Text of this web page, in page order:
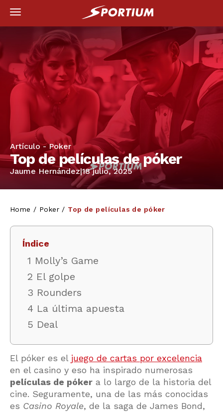
Artículo -Poker
Top de películas de póker
Jaume Hernández|18 julio, 2025
Home / Poker / Top de películas de póker
Índice
1 Molly’s Game
2 El golpe
3 Rounders
4 La última apuesta
5 Deal
El póker es el juego de cartas por excelencia
en el casino y eso ha inspirado numerosas
películas de póker a lo largo de la historia del
cine. Seguramente, una de las más conocidas
es Casino Royale, de la saga de James Bond,